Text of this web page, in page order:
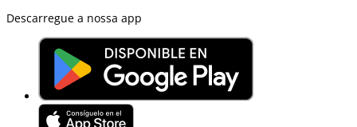
Descarregue a nossa app